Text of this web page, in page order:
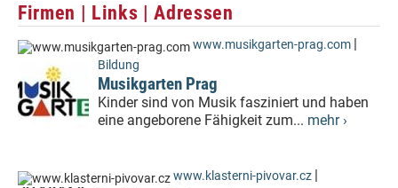
Firmen | Links | Adressen
www.musikgarten-prag.com
Bildung
Musikgarten Prag
Kinder sind von Musik fasziniert und haben
eine angeborene Fähigkeit zum... mehr ›
www.klasterni-pivovar.cz